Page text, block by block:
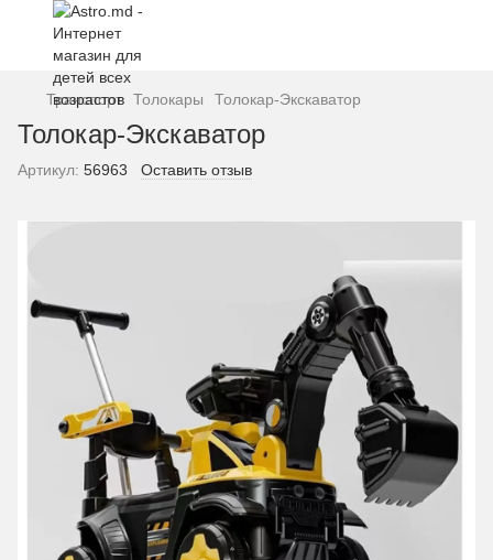
Транспорт Толокары Толокар-Экскаватор
Толокар-Экскаватор
Артикул: 56963 Оставить отзыв